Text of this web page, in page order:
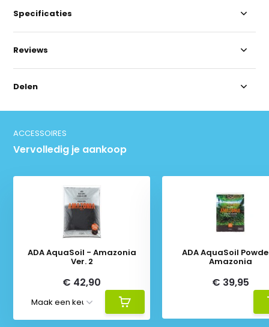
Specificaties
Reviews
Delen
ACCESSOIRES
Vervolledig je aankoop
ADA AquaSoil - Amazonia
Ver. 2
€ 42,90
ADA AquaSoil
Amazonia
€ 39,95